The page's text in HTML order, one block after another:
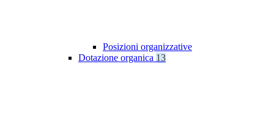
Posizioni organizzative
Dotazione organica 13